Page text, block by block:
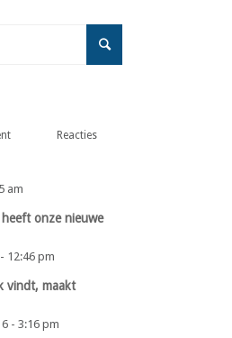
Reacties
am
onze nieuwe
12:46 pm
vindt, maakt
- 3:16 pm